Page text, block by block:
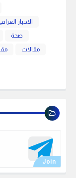
الاخبار
صحة
مقالات